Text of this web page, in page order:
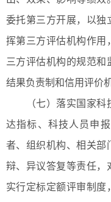
委托第三方开展，以独
挥第三方评估机构作用
三方评估机构的规范
结果负责制和信用评价机
（七）落实国家科
达指标、科技人员申
者、组织机构、相关部
辩、异议答复等责任，
实行定标定额评审制度